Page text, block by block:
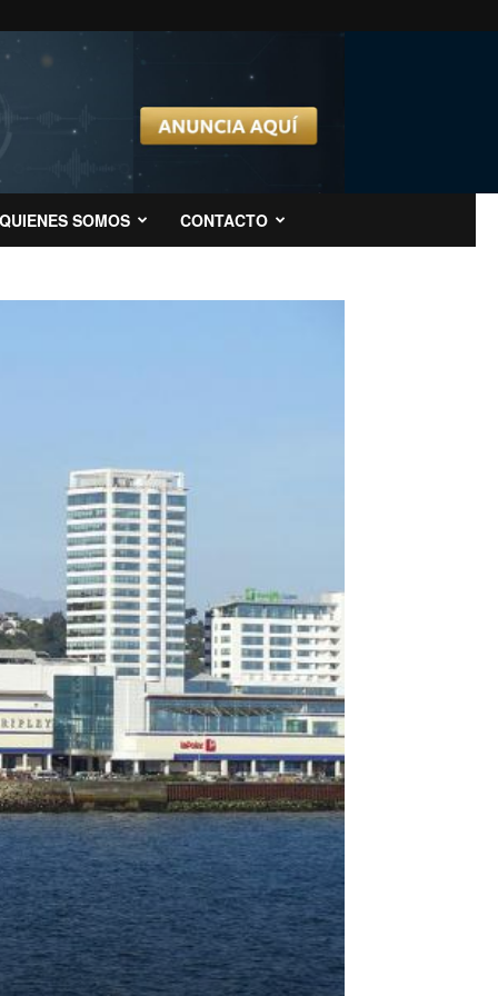
QUIENES SOMOS CONTACTO